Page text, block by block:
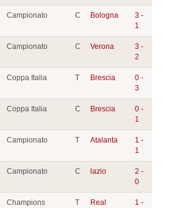
Campionato C Bologna
3 -
1
Campionato C Verona
3 -
2
Coppa Italia T Brescia
0 -
3
Coppa Italia C Brescia
0 -
1
Campionato T Atalanta
1 -
1
Campionato C lazio
2 -
0
Champions
T
Real
1 -